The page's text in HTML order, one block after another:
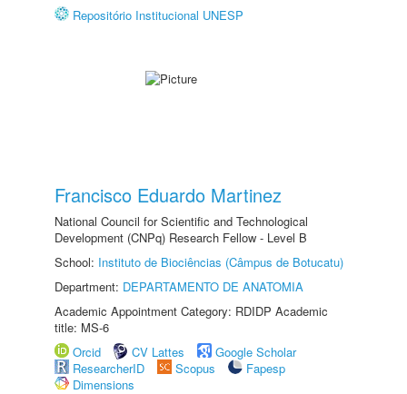
Repositório Institucional UNESP
Francisco Eduardo Martinez
National Council for Scientific and Technological
Development (CNPq) Research Fellow - Level B
School: Instituto de Biociências (Câmpus de Botucatu)
Department: DEPARTAMENTO DE ANATOMIA
Academic Appointment Category: RDIDP Academic
title: MS-6
Orcid
CV Lattes
Google Scholar
ResearcherID
Scopus
Fapesp
Dimensions